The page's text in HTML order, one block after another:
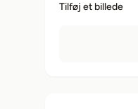
Tilføj et billede